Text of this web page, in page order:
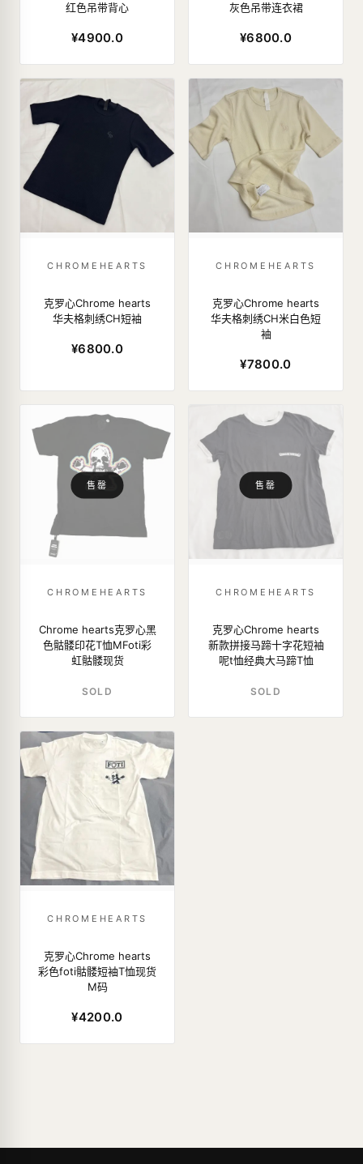
红色吊带背心
¥4900.0
灰色吊带连衣裙
¥6800.0
CHROMEHEARTS
克罗心Chrome hearts
华夫格刺绣CH短袖
¥6800.0
CHROMEHEARTS
克罗心Chrome hearts
华夫格刺绣CH米白色短
袖
¥7800.0
售罄
CHROMEHEARTS
Chrome hearts克罗心黑
色骷髅印花T恤MFoti彩
虹骷髅现货
SOLD
售罄
CHROMEHEARTS
克罗心Chrome hearts
新款拼接马蹄十字花短袖
呢t恤经典大马蹄T恤
SOLD
CHROMEHEARTS
克罗心Chrome hearts
彩色foti骷髅短袖T恤现货
M码
¥4200.0